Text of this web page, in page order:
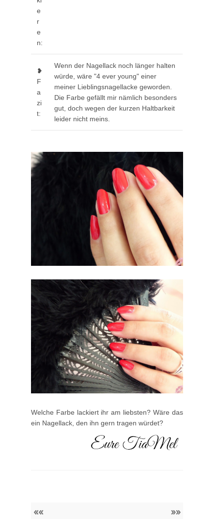
e
r
e
n:
❥
F
a
zi
t:
Wenn der Nagellack noch länger halten
würde, wäre "4 ever young" einer
meiner Lieblingsnagellacke geworden.
Die Farbe gefällt mir nämlich besonders
gut, doch wegen der kurzen Haltbarkeit
leider nicht meins.
Welche Farbe lackiert ihr am liebsten? Wäre das
ein Nagellack, den ihn gern tragen würdet?
«« »»